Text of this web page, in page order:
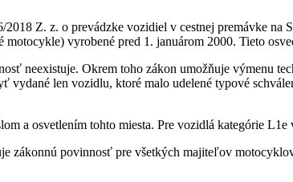
2018 Z. z. o prevádzke vozidiel v cestnej premávke na
vyrobené pred 1. januárom 2000. Tieto
neexistuje. Okrem toho zákon umožňuje výmenu
len vozidlu, ktoré malo udelené typové
a osvetlením tohto miesta. Pre vozidlá kategórie
povinnosť pre všetkých majiteľov